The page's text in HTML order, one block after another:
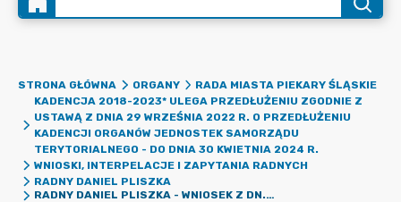
STRONA GŁÓWNA ORGANY
RADA MIASTA PIEKARY ŚLĄSKIE
KADENCJA 2018-2023* ULEGA PRZEDŁUŻENIU ZGODNIE Z
USTAWĄ Z DNIA 29 WRZEŚNIA 2022 R. O PRZEDŁUŻENIU
KADENCJI ORGANÓW JEDNOSTEK SAMORZĄDU
TERYTORIALNEGO - DO DNIA 30 KWIETNIA 2024 R.
WNIOSKI, INTERPELACJE I ZAPYTANIA RADNYCH
RADNY DANIEL PLISZKA
RADNY DANIEL PLISZKA - WNIOSEK Z DN. 18.04.2024 R. W SPRAWIE ZABEZPIECZENIA PRZEPAŚCI ORAZ SKRÓCENIA BARIERKI O 1M DO CZASU OPRACOWANIA DOKUMENTACJI I ROZPOCZĘCIA ZADANIA INWESTYCYJNEGO